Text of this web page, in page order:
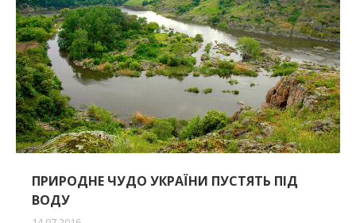
ПРИРОДНЕ ЧУДО УКРАЇНИ ПУСТЯТЬ ПІД
ВОДУ